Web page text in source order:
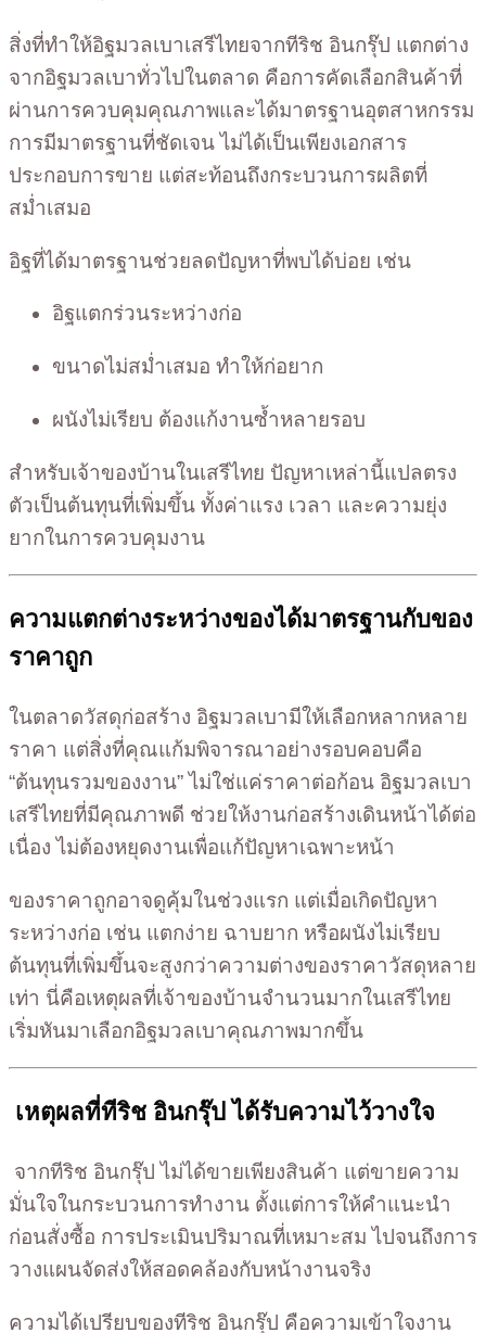
สิ่งที่ทำให้อิฐมวลเบาเสรีไทยจากทีริช อินกรุ๊ป แตกต่าง
จากอิฐมวลเบาทั่วไปในตลาด คือการคัดเลือกสินค้าที่
ผ่านการควบคุมคุณภาพและได้มาตรฐานอุตสาหกรรม
การมีมาตรฐานที่ชัดเจน ไม่ได้เป็นเพียงเอกสาร
ประกอบการขาย แต่สะท้อนถึงกระบวนการผลิตที่
สม่ำเสมอ
อิฐที่ได้มาตรฐานช่วยลดปัญหาที่พบได้บ่อย เช่น
อิฐแตกร่วนระหว่างก่อ
ขนาดไม่สม่ำเสมอ ทำให้ก่อยาก
ผนังไม่เรียบ ต้องแก้งานซ้ำหลายรอบ
สำหรับเจ้าของบ้านในเสรีไทย ปัญหาเหล่านี้แปลตรง
ตัวเป็นต้นทุนที่เพิ่มขึ้น ทั้งค่าแรง เวลา และความยุ่ง
ยากในการควบคุมงาน
ความแตกต่างระหว่างของได้มาตรฐานกับของ
ราคาถูก
ในตลาดวัสดุก่อสร้าง อิฐมวลเบามีให้เลือกหลากหลาย
ราคา แต่สิ่งที่คุณแก้มพิจารณาอย่างรอบคอบคือ
“ต้นทุนรวมของงาน” ไม่ใช่แค่ราคาต่อก้อน อิฐมวลเบา
เสรีไทยที่มีคุณภาพดี ช่วยให้งานก่อสร้างเดินหน้าได้ต่อ
เนื่อง ไม่ต้องหยุดงานเพื่อแก้ปัญหาเฉพาะหน้า
ของราคาถูกอาจดูคุ้มในช่วงแรก แต่เมื่อเกิดปัญหา
ระหว่างก่อ เช่น แตกง่าย ฉาบยาก หรือผนังไม่เรียบ
ต้นทุนที่เพิ่มขึ้นจะสูงกว่าความต่างของราคาวัสดุหลาย
เท่า นี่คือเหตุผลที่เจ้าของบ้านจำนวนมากในเสรีไทย
เริ่มหันมาเลือกอิฐมวลเบาคุณภาพมากขึ้น
เหตุผลที่ทีริช อินกรุ๊ป ได้รับความไว้วางใจ
จากทีริช อินกรุ๊ป ไม่ได้ขายเพียงสินค้า แต่ขายความ
มั่นใจในกระบวนการทำงาน ตั้งแต่การให้คำแนะนำ
ก่อนสั่งซื้อ การประเมินปริมาณที่เหมาะสม ไปจนถึงการ
วางแผนจัดส่งให้สอดคล้องกับหน้างานจริง
ความได้เปรียบของทีริช อินกรุ๊ป คือความเข้าใจงาน